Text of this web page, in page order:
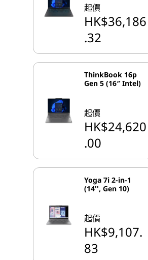
起價
HK$36,186
.32
ThinkBook 16p
Gen 5 (16″ Intel)
起價
HK$24,620
.00
Yoga 7i 2-in-1
(14'', Gen 10)
起價
HK$9,107.
83